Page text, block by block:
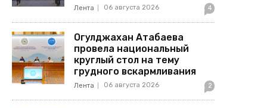
Лента 06 августа 2026 4
Огулджахан Атабаева
провела национальный
круглый стол на тему
грудного вскармливания
Лента 06 августа 2026 2